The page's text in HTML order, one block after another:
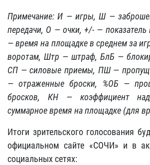
Примечание: И — игры, Ш —
передачи, О — очки, +/- —
— время на площадке в среднем за
воротам, Штр — штраф, БлБ —
СП — силовые приемы, ПШ —
— отраженные броски, %ОБ —
бросков, КН — коэффициент
суммарное время на площадке (для
Итоги зрительского голосования
официальном сайте «СОЧИ» и в
социальных сетях: